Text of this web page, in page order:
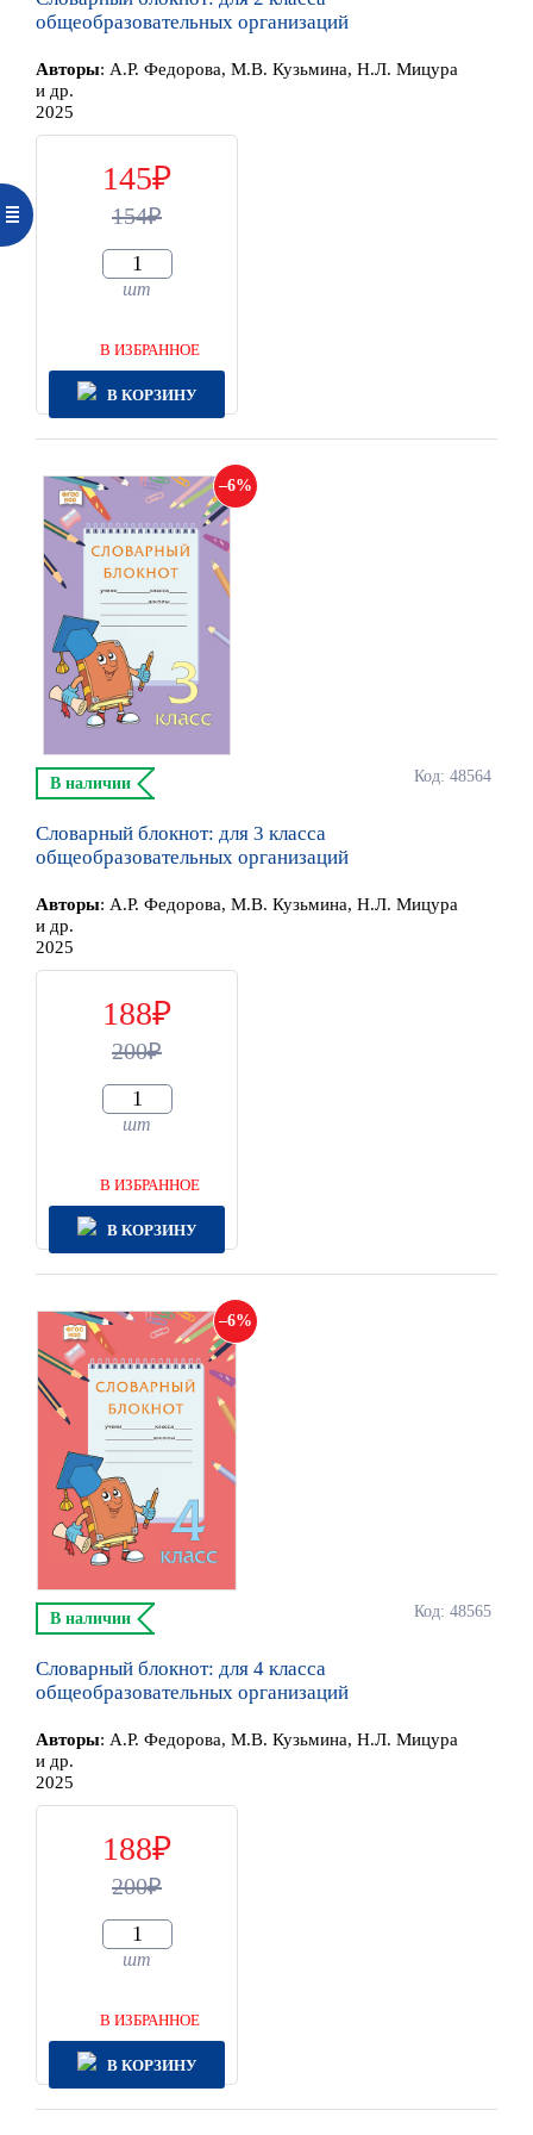
общеобразовательных организаций
Авторы: А.Р. Федорова, М.В. Кузьмина, Н.Л. Мицура
и др.
2025
145
154
шт
В ИЗБРАННОЕ
В КОРЗИНУ
6
Код: 48564
В наличии
Словарный блокнот: для 3 класса
общеобразовательных организаций
Авторы: А.Р. Федорова, М.В. Кузьмина, Н.Л. Мицура
и др.
2025
188
200
шт
В ИЗБРАННОЕ
В КОРЗИНУ
6
Код: 48565
В наличии
Словарный блокнот: для 4 класса
общеобразовательных организаций
Авторы: А.Р. Федорова, М.В. Кузьмина, Н.Л. Мицура
и др.
2025
188
200
шт
В ИЗБРАННОЕ
В КОРЗИНУ